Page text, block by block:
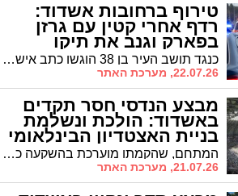
טירוף ברחובות אשדוד:
רדף אחרי קטין עם גרזן
בפארק וגנב את תיקו
כנגד תושב העיר בן 38 הוגשו כתב אישום ובקשה למעצר עד תום ההליכים, לאחר שרדף באיומים אחרי נער בפארק ברובע י"א, נטל את כספו ובחיפוש בביתו אותרו עשרות שקיות סמים
22.07.26, מערכת האתר
מבצע הנדסי חסר תקדים
באשדוד: הולכת ונשלמת
בניית האצטדיון הבינלאומי
המתחם, שהקמתו מוערכת בהשקעה כוללת של כ-500 מיליון שקלים, יציע כ-20 אלף מקומות ישיבה מקורים, קומת אח"מים, מתחמי בקרה ושידור מתקדמים ולובי היקפי רחב לרווחת הקהל
21.07.26, מערכת האתר